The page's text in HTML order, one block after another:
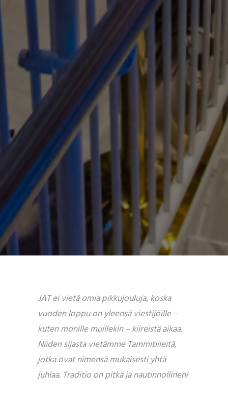
JAT ei vietä omia pikkujouluja, koska
vuoden loppu on yleensä viestijöille –
kuten monille muillekin – kiireistä aikaa.
Niiden sijasta vietämme Tammibileitä,
jotka ovat nimensä mukaisesti yhtä
juhlaa. Traditio on pitkä ja nautinnollinen!